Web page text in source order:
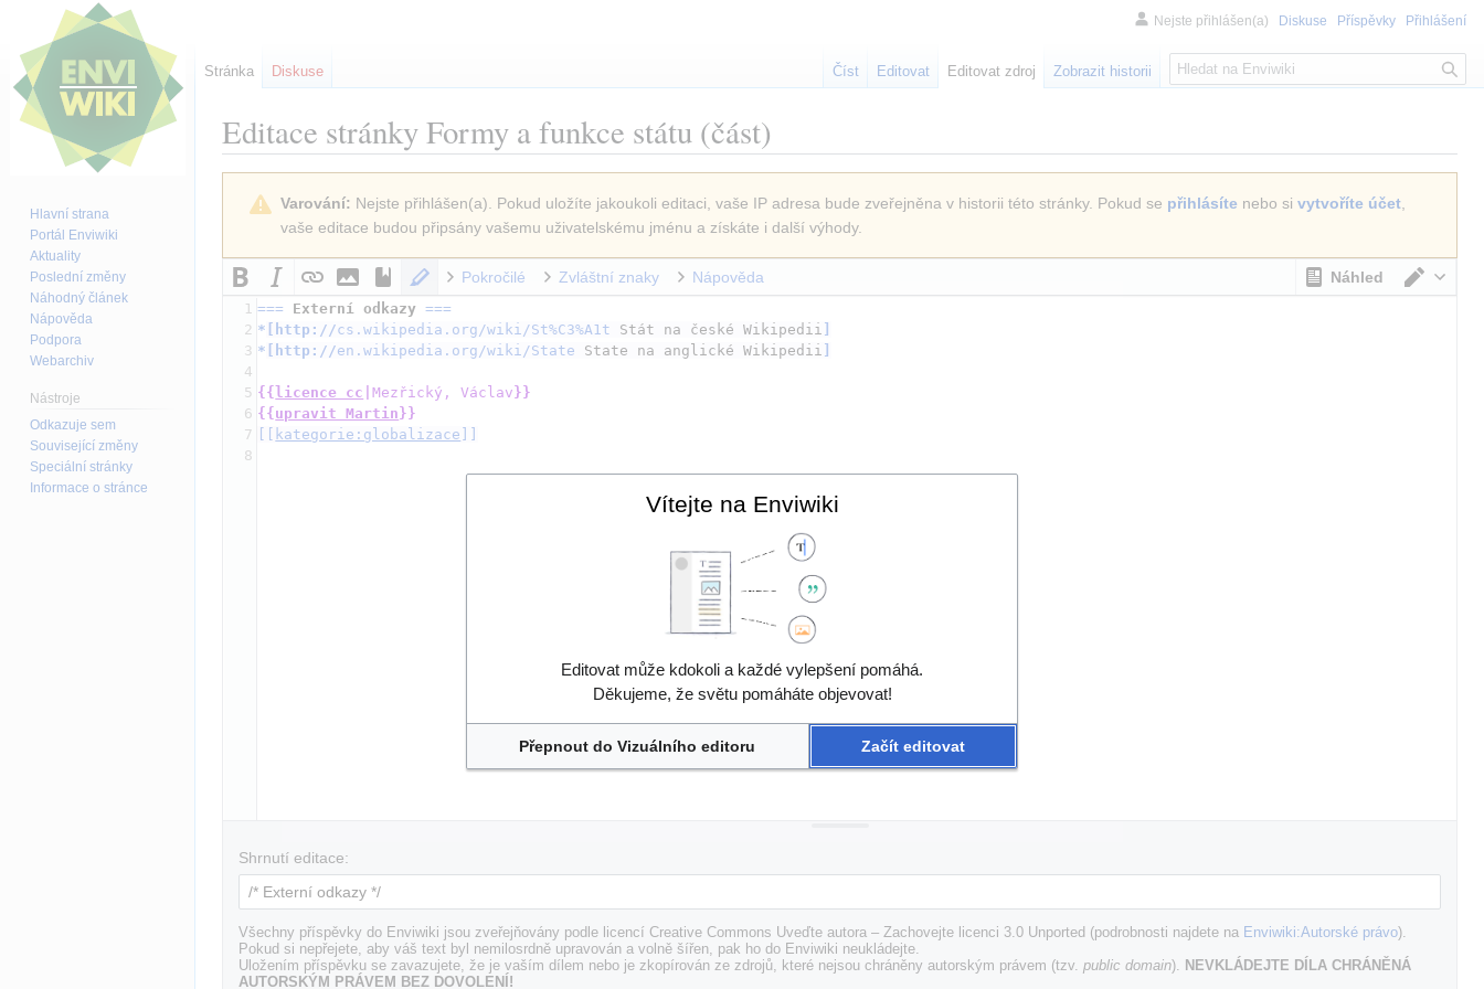
Editace stránkyFormy a funkce státu (část)
vyhledávání
Varování: Nejste přihlášen(a). Pokud uložíte jakoukoli editaci, vaše IP adresa bude zveřejněna v historii této stránky. Pokud se přihlásíte nebo si vytvoříte účet,
vaše editace budou připsány vašemu uživatelskému jménu a získáte i další výhody.
Náhled
Pokročilé Zvláštní znaky Nápověda
1 === Externí odkazy ===
2 * http://cs.wikipedia.org/wiki/St%C3%A1t Stát na české Wikipedii
3 * http://en.wikipedia.org/wiki/State State na anglické Wikipedii
4
5 {{ licence cc |Mezřický, Václav }}
6 {{ upravit Martin }}
7
kategorie:globalizace
8
Shrnutí editace:
Všechny příspěvky do Enviwiki jsou zveřejňovány podle licencí Creative Commons Uveďte autora – Zachovejte licenci 3.0 Unported (podrobnosti najdete na Enviwiki:Autorské právo).
Pokud si nepřejete, aby váš text byl nemilosrdně upravován a volně šířen, pak ho do Enviwiki neukládejte.
Uložením příspěvku se zavazujete, že je vaším dílem nebo je zkopírován ze zdrojů, které nejsou chráněny autorským právem (tzv. public domain). NEVKLÁDEJTE DÍLA CHRÁNĚNÁ
AUTORSKÝM PRÁVEM BEZ DOVOLENÍ!
Nejste přihlášen(a) Diskuse Příspěvky Přihlášení
Stránka Diskuse Číst Editovat Editovat zdroj Zobrazit historii
H
l
á
í
Hlavní strana
Portál Enviwiki
Aktuality
Poslední změny
Náhodný článek
Nápověda
Podpora
Webarchiv
Nástroje
Odkazuje sem
Související změny
Speciální stránky
Informace o stránce
Vítejte na Enviwiki
Editovat může kdokoli a každé vylepšení pomáhá.
Děkujeme, že světu pomáháte objevovat!
Přepnout do Vizuálního editoru Začít editovat